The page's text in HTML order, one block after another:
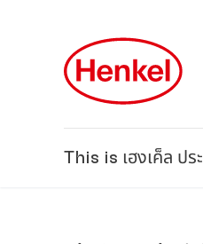
This is เฮงเค็ล ปร